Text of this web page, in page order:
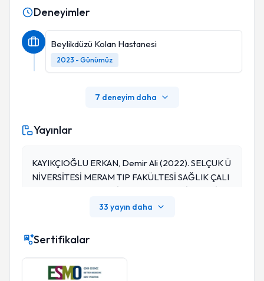
Deneyimler
Beylikdüzü Kolan Hastanesi
2023 - Günümüz
7 deneyim daha
Yayınlar
KAYIKÇIOĞLU ERKAN, Demir Ali (2022). SELÇUK Ü
NİVERSİTESİ MERAM TIP FAKÜLTESİ SAĞLIK ÇALI
L BOZUKLUKLARIN ROMA III KRİTERLERİ EŞLİĞİ
İ. Turkish Journal Of Clinics And Laboratory, 13(4), 4
33-438., Doi: 10.18663/tjcl.788057
33 yayın daha
Sertifikalar